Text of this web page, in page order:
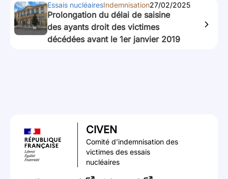
Essais nucléairesIndemnisation27/02/2025
Prolongation du délai de saisine
des ayants droit des victimes
décédées avant le 1er janvier 2019
CIVEN
Comité d’indemnisation des
victimes des essais
nucléaires